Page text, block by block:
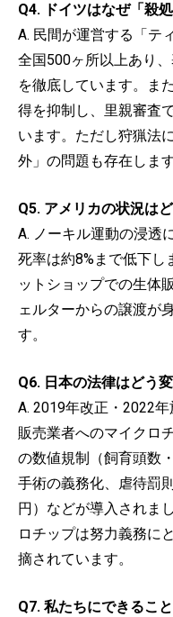
Q4. ドイツはなぜ「殺
A. 民間が運営する「テ
全国500ヶ所以上あり
を徹底しています。ま
得を抑制し、里親審査
います。ただし狩猟法
外」の問題も存在します
Q5. アメリカの状況は
A. ノーキル運動の浸透
死率は約8%まで低下
ットショップでの生体
ェルターからの譲渡が
す。
Q6. 日本の法律はどう
A. 2019年改正・2022年
販売業者へのマイクロ
の数値規制（飼育頭数
手術の義務化、虐待罰
円）などが導入されま
ロチップは努力義務に
摘されています。
Q7. 私たちにできるこ